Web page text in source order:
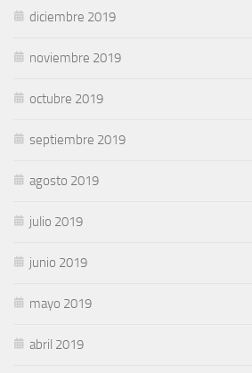
diciembre 2019
noviembre 2019
octubre 2019
septiembre 2019
agosto 2019
julio 2019
junio 2019
mayo 2019
abril 2019